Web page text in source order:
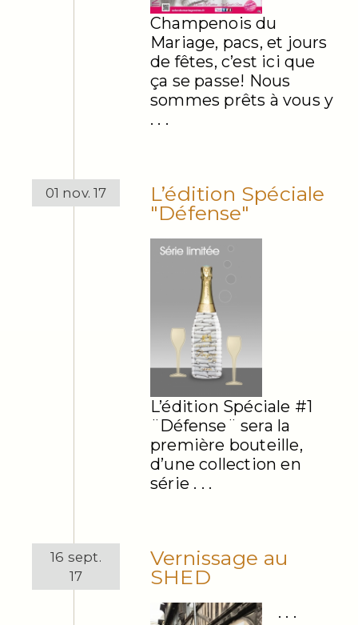
Champenois du
Mariage, pacs, et jours
de fêtes, c’est ici que
ça se passe! Nous
sommes prêts à vous y
. . .
01 nov. 17
L’édition Spéciale
"Défense"
L’édition Spéciale #1
¨Défense¨ sera la
première bouteille,
d’une collection en
série . . .
16 sept.
17
Vernissage au
SHED
. . .